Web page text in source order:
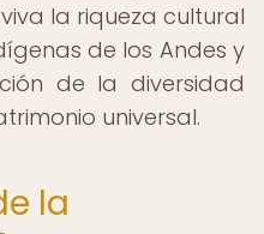
la riqueza cultural
de los Andes y
de la diversidad
universal.
la